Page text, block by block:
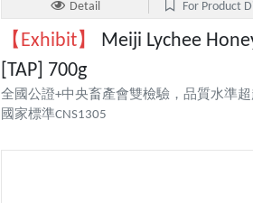
Detail For Product
【Exhibit】
Meiji Lychee
[TAP] 700g
全國公證+中央畜產會雙檢驗，品質水準
國家標準CNS1305